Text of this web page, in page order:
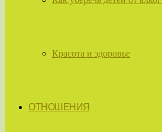
Красота и здоровье
ОТНОШЕНИЯ